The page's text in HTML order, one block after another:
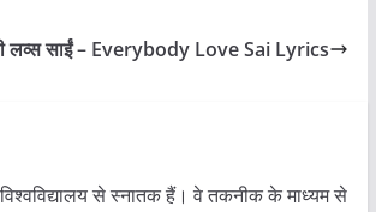
लव्स साईं – Everybody Love Sai Lyrics
विश्वविद्यालय से स्नातक हैं। वे तकनीक के माध्यम से